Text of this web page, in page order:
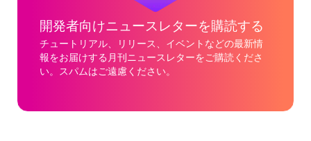
開発者向けニュースレターを購読する
チュートリアル、リリース、イベントなどの最新情
報をお届けする月刊ニュースレターをご購読くださ
い。スパムはご遠慮ください。